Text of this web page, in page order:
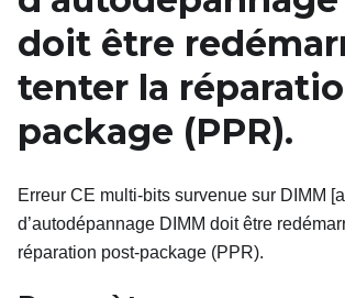
doit être
tenter la
package (PPR).
Erreur CE multi-bits survenue sur DIMM
d’autodépannage DIMM doit être
réparation post-package (PPR).